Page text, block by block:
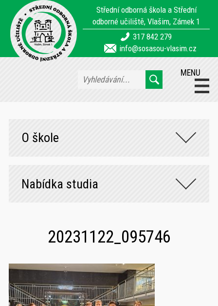
Střední odborná škola a Střední
odborné učiliště, Vlašim, Zámek 1
317 842 279
info@sosasou-vlasim.cz
MENU
O škole
Nabídka studia
20231122_095746